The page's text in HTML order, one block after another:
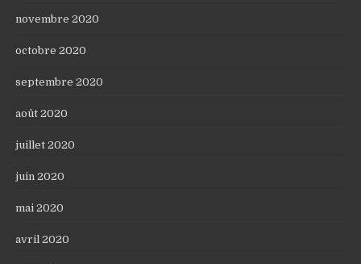
novembre 2020
octobre 2020
septembre 2020
août 2020
juillet 2020
juin 2020
mai 2020
avril 2020